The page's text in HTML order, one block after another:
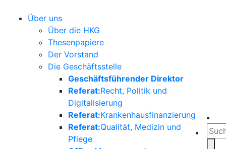
Über uns
Über die HKG
Thesenpapiere
Der Vorstand
Die Geschäftsstelle
Geschäftsführender Direktor
Referat:Recht, Politik und
Digitalisierung
Referat:Krankenhausfinanzierung
Referat:Qualität, Medizin und
Pflege